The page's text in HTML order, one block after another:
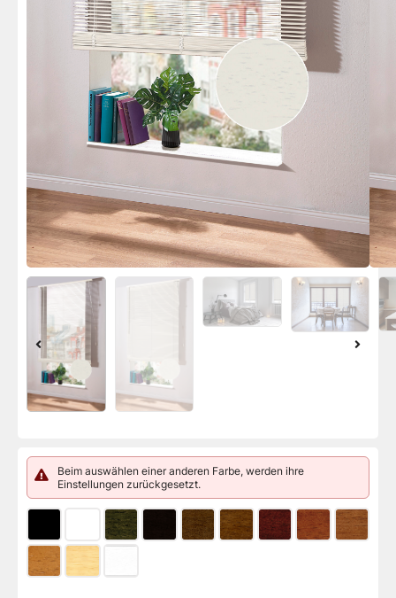
Beim auswählen einer anderen Farbe, werden ihre
Einstellungen zurückgesetzt.